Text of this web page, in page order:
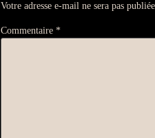
Votre adresse e-mail ne sera pas
Commentaire *